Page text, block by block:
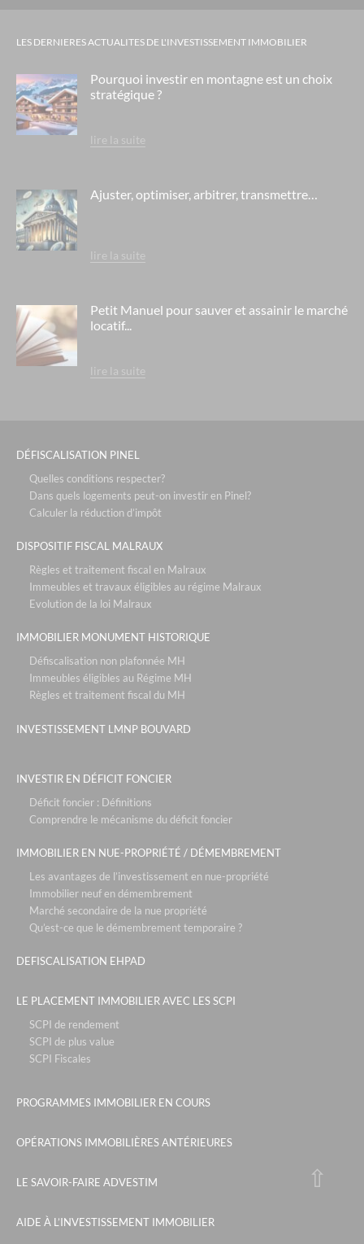
LES DERNIERES ACTUALITES DE L'INVESTISSEMENT IMMOBILIER
Pourquoi investir en montagne est un choix
stratégique ?
lire la suite
Ajuster, optimiser, arbitrer, transmettre…
lire la suite
Petit Manuel pour sauver et assainir le marché
locatif...
lire la suite
DÉFISCALISATION PINEL
Quelles conditions respecter?
Dans quels logements peut-on investir en Pinel?
Calculer la réduction d’impôt
DISPOSITIF FISCAL MALRAUX
Règles et traitement fiscal en Malraux
Immeubles et travaux éligibles au régime Malraux
Evolution de la loi Malraux
IMMOBILIER MONUMENT HISTORIQUE
Défiscalisation non plafonnée MH
Immeubles éligibles au Régime MH
Règles et traitement fiscal du MH
INVESTISSEMENT LMNP BOUVARD
INVESTIR EN DÉFICIT FONCIER
Déficit foncier : Définitions
Comprendre le mécanisme du déficit foncier
IMMOBILIER EN NUE-PROPRIÉTÉ / DÉMEMBREMENT
Les avantages de l’investissement en nue-propriété
Immobilier neuf en démembrement
Marché secondaire de la nue propriété
Qu’est-ce que le démembrement temporaire ?
DEFISCALISATION EHPAD
LE PLACEMENT IMMOBILIER AVEC LES SCPI
SCPI de rendement
SCPI de plus value
SCPI Fiscales
PROGRAMMES IMMOBILIER EN COURS
OPÉRATIONS IMMOBILIÈRES ANTÉRIEURES
LE SAVOIR-FAIRE ADVESTIM
AIDE À L’INVESTISSEMENT IMMOBILIER